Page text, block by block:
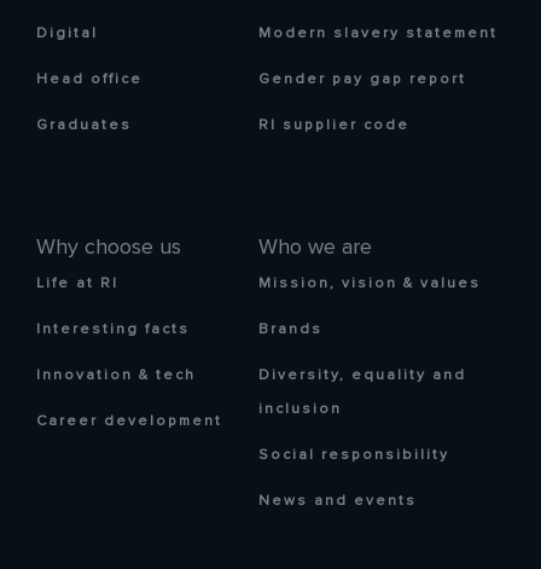
Digital
Head office
Graduates
Why choose us
Life at RI
Interesting facts
Innovation & tech
Career development
Who we are
Mission, vision & values
Brands
Diversity, equality and
inclusion
Social responsibility
News and events
Modern slavery statement
Gender pay gap report
RI supplier code